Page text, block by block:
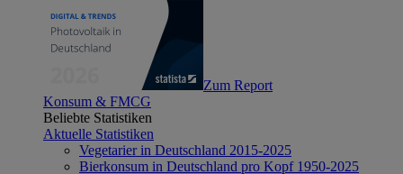
Zum Report
Konsum & FMCG
Beliebte Statistiken
Aktuelle Statistiken
Vegetarier in Deutschland 2015-2025
Bierkonsum in Deutschland pro Kopf 1950-2025